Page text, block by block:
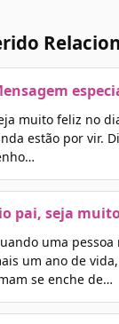
muito feliz no
estão por vir.
pai, seja
uma
um ano de
se enche de…